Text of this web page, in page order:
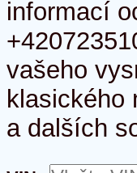
informací
vašeho
klasického
a dalších